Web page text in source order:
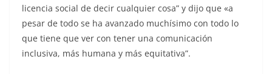
licencia social de decir cualquier cosa” y dijo que «a
pesar de todo se ha avanzado muchísimo con todo lo
que tiene que ver con tener una comunicación
inclusiva, más humana y más equitativa”.